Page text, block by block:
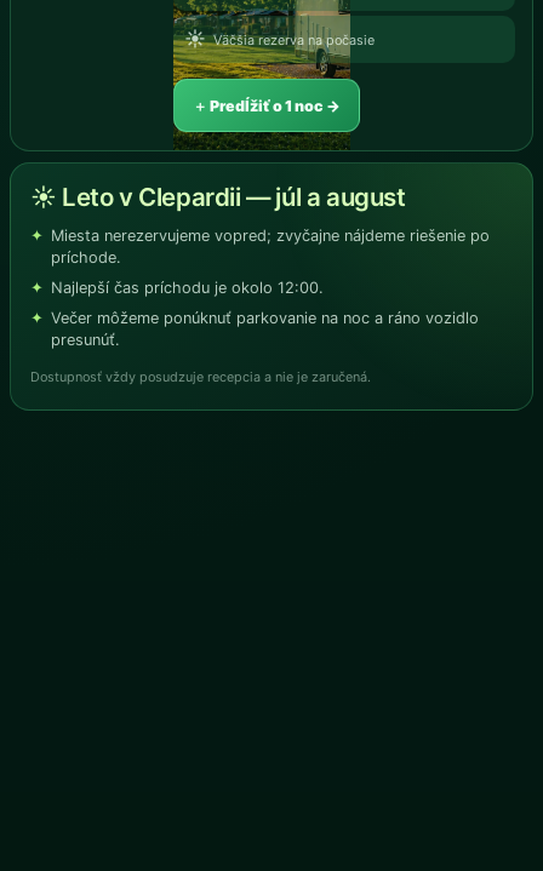
☀ Väčšia rezerva na počasie
＋ Predĺžiť o 1 noc →
☀ Leto v Clepardii — júl a august
Miesta nerezervujeme vopred; zvyčajne nájdeme riešenie po
príchode.
Najlepší čas príchodu je okolo 12:00.
Večer môžeme ponúknuť parkovanie na noc a ráno vozidlo
presunúť.
Dostupnosť vždy posudzuje recepcia a nie je zaručená.